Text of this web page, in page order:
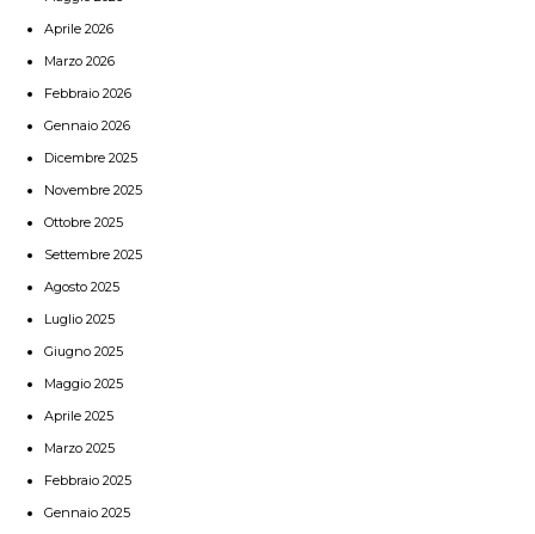
Aprile 2026
Marzo 2026
Febbraio 2026
Gennaio 2026
Dicembre 2025
Novembre 2025
Ottobre 2025
Settembre 2025
Agosto 2025
Luglio 2025
Giugno 2025
Maggio 2025
Aprile 2025
Marzo 2025
Febbraio 2025
Gennaio 2025